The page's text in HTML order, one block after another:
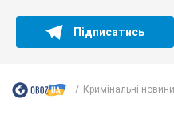
Підписатись
Кримінальні новини